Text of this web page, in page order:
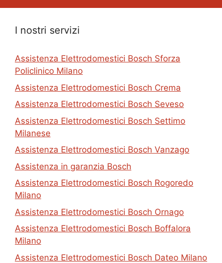
I nostri servizi
Assistenza Elettrodomestici Bosch Sforza
Policlinico Milano
Assistenza Elettrodomestici Bosch Crema
Assistenza Elettrodomestici Bosch Seveso
Assistenza Elettrodomestici Bosch Settimo
Milanese
Assistenza Elettrodomestici Bosch Vanzago
Assistenza in garanzia Bosch
Assistenza Elettrodomestici Bosch Rogoredo
Milano
Assistenza Elettrodomestici Bosch Ornago
Assistenza Elettrodomestici Bosch Boffalora
Milano
Assistenza Elettrodomestici Bosch Dateo Milano